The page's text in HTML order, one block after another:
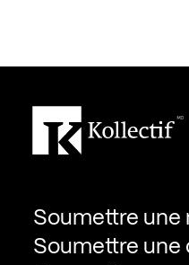
Soumettre une
Soumettre une